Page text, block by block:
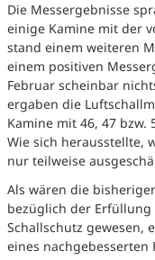
Die Messergebnisse
einige Kamine mit der
stand einem weiteren
einem positiven
Februar scheinbar
ergaben die
Kamine mit 46, 47 bzw.
Wie sich herausstellte,
nur teilweise
Als wären die
bezüglich der
Schallschutz gewesen,
eines nachgebesserten